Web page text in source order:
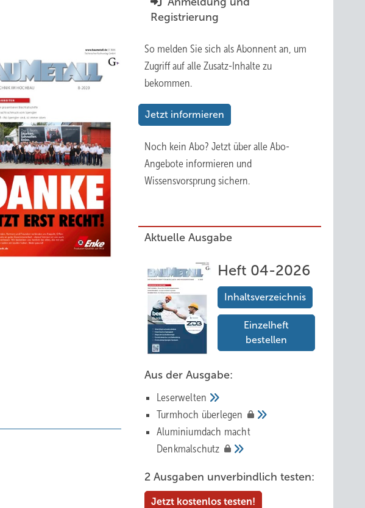
Registrierung
So melden Sie sich als Abonnent an, um
Zugriff auf alle Zusatz-Inhalte zu
bekommen.
Jetzt informieren
Noch kein Abo? Jetzt über alle Abo-
Angebote informieren und
Wissensvorsprung sichern.
Aktuelle Ausgabe
Heft 04-2026
Inhaltsverzeichnis
Einzelheft
bestellen
Aus der Ausgabe:
Leserwelten
Tur mhoch überlegen
Aluminiumdach macht
Denkmalschutz
2 Ausgaben unverbindlich testen:
Jetzt kostenlos testen!